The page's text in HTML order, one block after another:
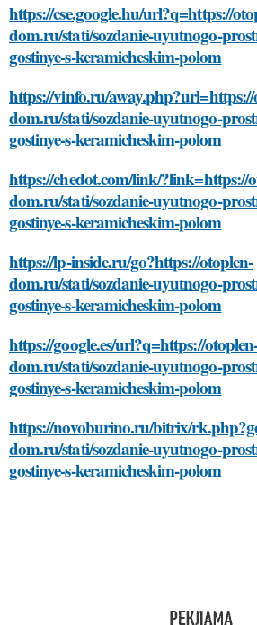
https://cse.google.hu/url?q=https://
dom.ru/stati/sozdanie-uyutnogo-
gostinye-s-keramicheskim-polom
https://vinfo.ru/
dom.ru/stati/sozdanie-uyutnogo-
gostinye-s-keramicheskim-polom
https://chedot.com/link/?link=https://
dom.ru/stati/sozdanie-uyutnogo-
gostinye-s-keramicheskim-polom
https://lp-inside.ru/go?https://otoplen-
dom.ru/stati/sozdanie-uyutnogo-
gostinye-s-keramicheskim-polom
https://google.es/url?q=https://
dom.ru/stati/sozdanie-uyutnogo-
gostinye-s-keramicheskim-polom
https://novoburino.ru/bitrix/
dom.ru/stati/sozdanie-uyutnogo-
gostinye-s-keramicheskim-polom